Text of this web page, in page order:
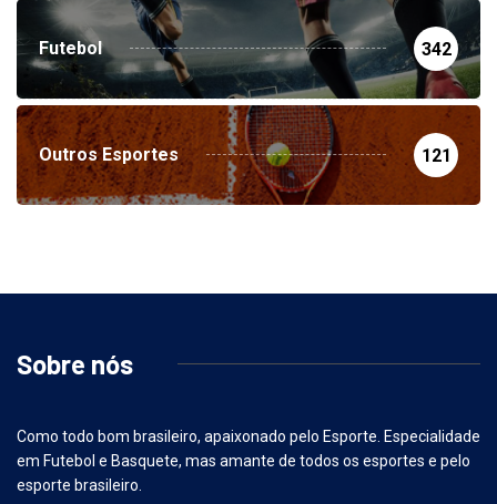
Futebol 342
Outros Esportes 121
Sobre nós
Como todo bom brasileiro, apaixonado pelo Esporte. Especialidade
em Futebol e Basquete, mas amante de todos os esportes e pelo
esporte brasileiro.